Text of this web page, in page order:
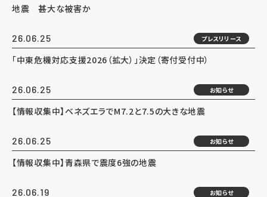
地震 甚大な被害か
26.06.25 プレスリリース
「中東危機対応支援2026（拡大）」決定（寄付受付中）
26.06.25 お知らせ
【情報収集中】ベネズエラでM7.2と7.5の大きな地震
26.06.25 お知らせ
【情報収集中】青森県で震度6強の地震
26.06.19 お知らせ